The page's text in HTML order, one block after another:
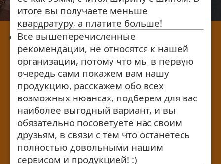
итоге вы получаете меньше
квардратуру, а платите больше!
Все вышеперечисленные
рекомендации, не относятся к нашей
организации, потому что мы в первую
очередь сами покажем вам нашу
продукцию, расскажем обо всех
возможных нюансах, подберем для вас
наиболее выгодный вариант, и вы
обязательно посоветуете нас своим
друзьям, в связи с тем что останетесь
полностью довольными нашим
сервисом и продукцией! :)